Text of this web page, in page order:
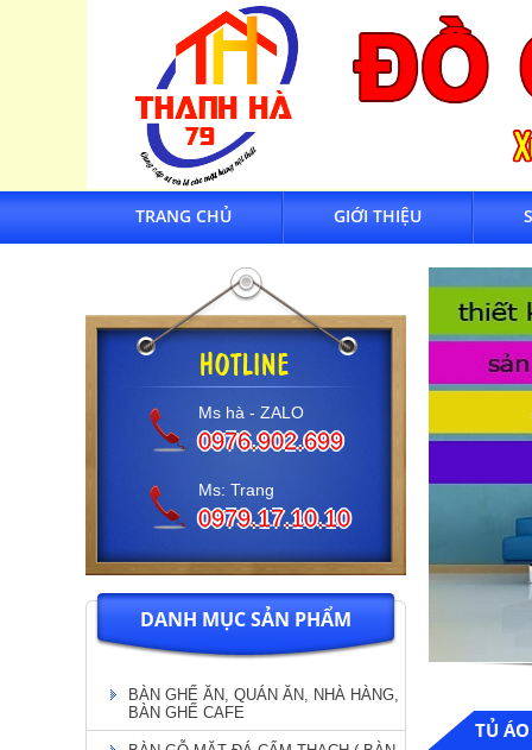
TRANG CHỦ GIỚI THIỆU
Ms hà - ZALO
0976.902.699
Ms: Trang
0979.17.10.10
DANH MỤC SẢN PHẨM
BÀN GHẾ ĂN, QUÁN ĂN, NHÀ HÀNG,
BÀN GHẾ CAFE
TỦ